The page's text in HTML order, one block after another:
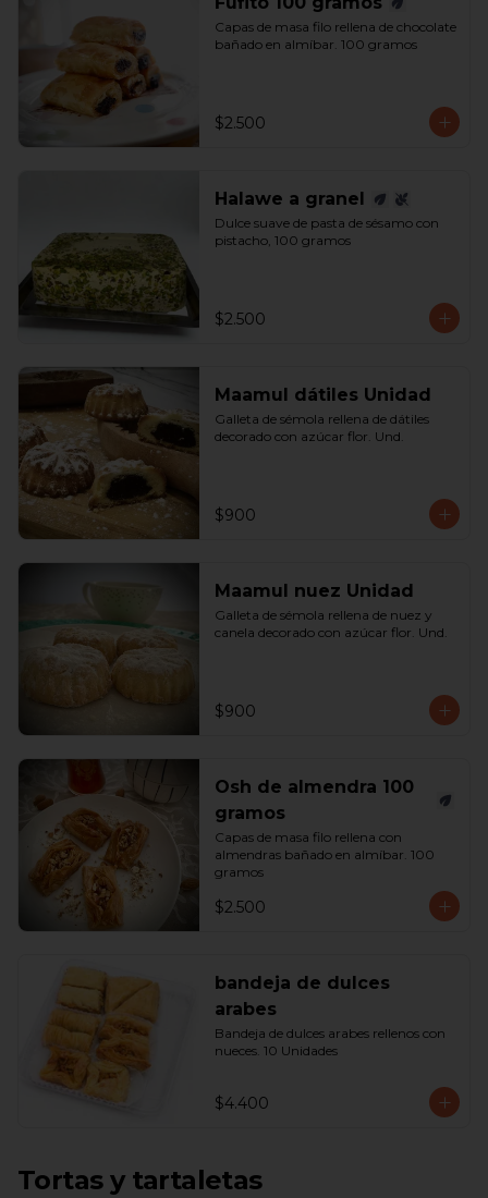
Capas de masa filo rellena de chocolate
bañado en almíbar. 100 gramos
$2.500
Halawe a granel
Dulce suave de pasta de sésamo con
pistacho, 100 gramos
$2.500
Maamul dátiles Unidad
Galleta de sémola rellena de dátiles
decorado con azúcar flor. Und.
$900
Maamul nuez Unidad
Galleta de sémola rellena de nuez y
canela decorado con azúcar flor. Und.
$900
Osh de almendra 100
gramos
Capas de masa filo rellena con
almendras bañado en almíbar. 100
gramos
$2.500
bandeja de dulces
arabes
Bandeja de dulces arabes rellenos con
nueces. 10 Unidades
$4.400
Tortas y tartaletas